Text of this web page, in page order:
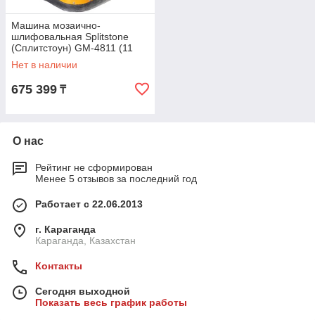
Машина мозаично-
шлифовальная Splitstone
(Сплитстоун) GM-4811 (11
кВт) Honda
Нет в наличии
675 399 ₸
О нас
Рейтинг не сформирован
Менее 5 отзывов за последний год
Работает с 22.06.2013
г. Караганда
Караганда, Казахстан
Контакты
Сегодня выходной
Показать весь график работы